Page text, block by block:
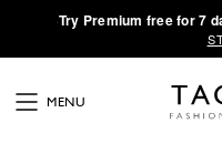
·Try Premium free for 7
MENU